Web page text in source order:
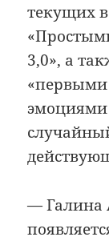
текущих
3,0», а
эмоциями
— Галина